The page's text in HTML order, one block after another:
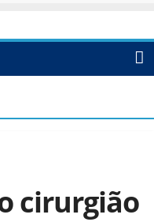
cirurgião